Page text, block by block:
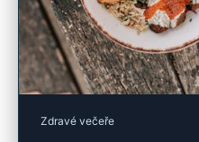
Zdravé večeře